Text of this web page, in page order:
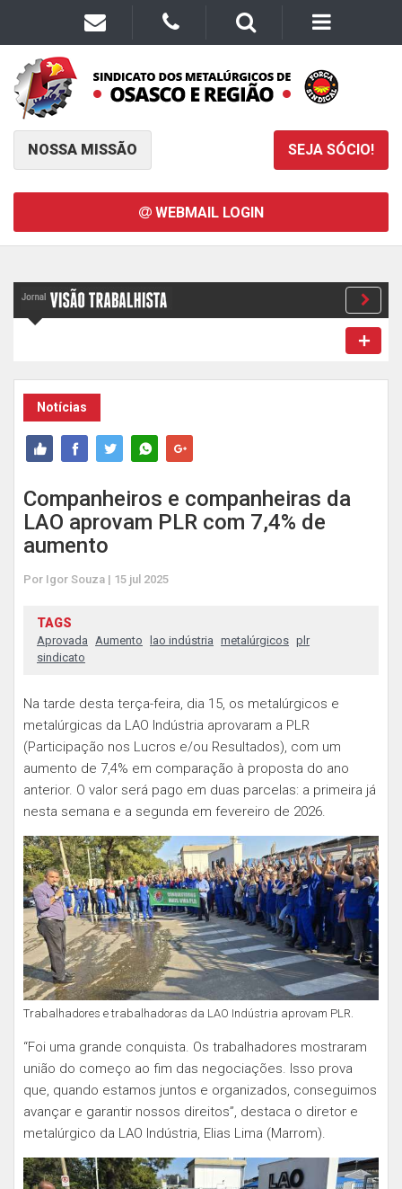
NOSSA MISSÃO SEJA SÓCIO!
WEBMAIL LOGIN
Notícias
Companheiros e companheiras da
LAO aprovam PLR com 7,4% de
aumento
Por Igor Souza | 15 jul 2025
TAGS
Aprovada Aumento lao indústria metalúrgicos plr
sindicato
Na tarde desta terça-feira, dia 15, os metalúrgicos e
metalúrgicas da LAO Indústria aprovaram a PLR
(Participação nos Lucros e/ou Resultados), com um
aumento de 7,4% em comparação à proposta do ano
anterior. O valor será pago em duas parcelas: a primeira já
nesta semana e a segunda em fevereiro de 2026.
Trabalhadores e trabalhadoras da LAO Indústria aprovam PLR.
“Foi uma grande conquista. Os trabalhadores mostraram
união do começo ao fim das negociações. Isso prova
que, quando estamos juntos e organizados, conseguimos
avançar e garantir nossos direitos”, destaca o diretor e
metalúrgico da LAO Indústria, Elias Lima (Marrom).